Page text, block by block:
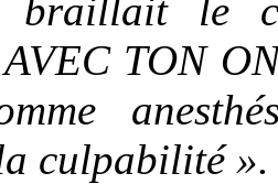
braillait le
TON
culpabilité ».